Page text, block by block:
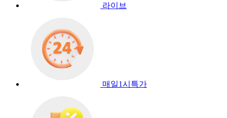
라이브
매일1시특가